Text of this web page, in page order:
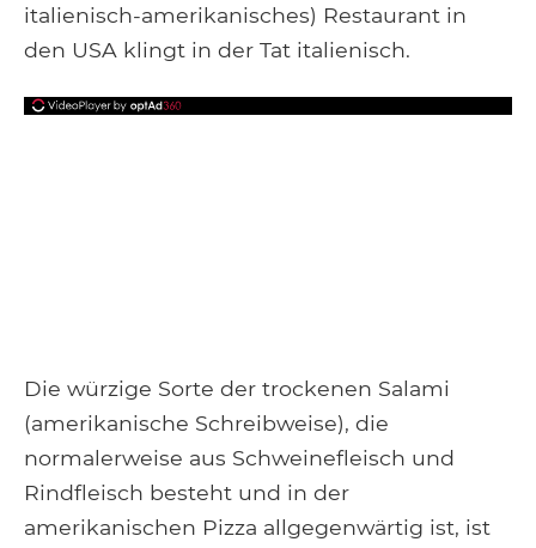
italienisch-amerikanisches) Restaurant in
den USA klingt in der Tat italienisch.
Die würzige Sorte der trockenen Salami
(amerikanische Schreibweise), die
normalerweise aus Schweinefleisch und
Rindfleisch besteht und in der
amerikanischen Pizza allgegenwärtig ist, ist